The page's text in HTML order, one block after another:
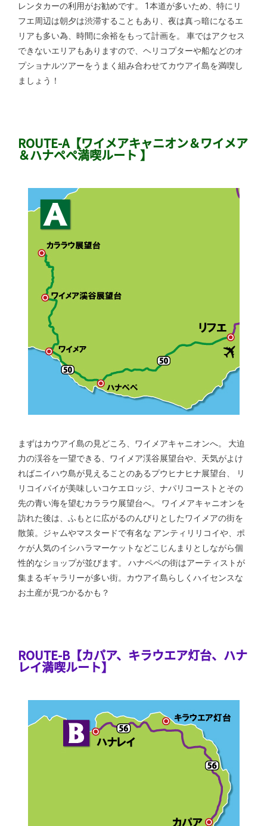
レンタカーの利用がお勧めです。 1本道が多いため、特にリ
フエ周辺は朝夕は渋滞することもあり、夜は真っ暗になるエ
リアも多い為、時間に余裕をもって計画を。 車ではアクセス
できないエリアもありますので、ヘリコプターや船などのオ
プショナルツアーをうまく組み合わせてカウアイ島を満喫し
ましょう！
ROUTE-A【ワイメアキャニオン＆ワイメア
＆ハナペペ満喫ルート 】
まずはカウアイ島の見どころ、ワイメアキャニオンへ。 大迫
力の渓谷を一望できる、ワイメア渓谷展望台や、天気がよけ
ればニイハウ島が見えることのあるプウヒナヒナ展望台、 リ
リコイパイが美味しいコケエロッジ、ナパリコーストとその
先の青い海を望むカララウ展望台へ。 ワイメアキャニオンを
訪れた後は、ふもとに広がるのんびりとしたワイメアの街を
散策。ジャムやマスタードで有名な アンティリリコイや、ポ
ケが人気のイシハラマーケットなどこじんまりとしながら個
性的なショップが並びます。 ハナペペの街はアーティストが
集まるギャラリーが多い街。カウアイ島らしくハイセンスな
お土産が見つかるかも？
ROUTE-B【カパア、キラウエア灯台、ハナ
レイ満喫ルート】